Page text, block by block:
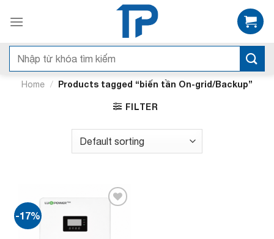
qua
dungSearch
Home / Products tagged “biến tần On-grid/Backup”
FILTER
-17%